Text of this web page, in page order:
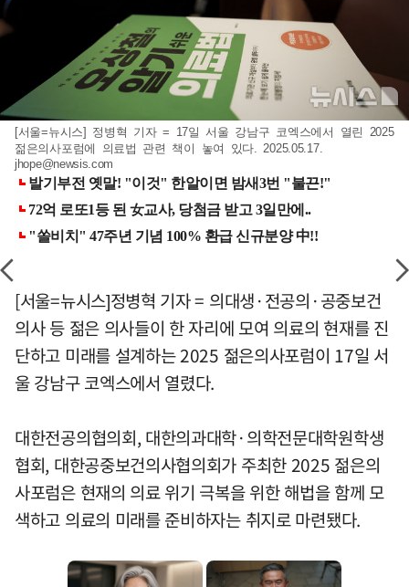
[서울=뉴시스] 정병혁 기자 = 17일 서울 강남구 코엑스에서 열린 2025
젊은의사포럼에 의료법 관련 책이 놓여 있다. 2025.05.17.
jhope@newsis.com
[서울=뉴시스]정병혁 기자 = 의대생·전공의·공중보건
의사 등 젊은 의사들이 한 자리에 모여 의료의 현재를 진
단하고 미래를 설계하는 2025 젊은의사포럼이 17일 서
울 강남구 코엑스에서 열렸다.
대한전공의협의회, 대한의과대학·의학전문대학원학생
협회, 대한공중보건의사협의회가 주최한 2025 젊은의
사포럼은 현재의 의료 위기 극복을 위한 해법을 함께 모
색하고 의료의 미래를 준비하자는 취지로 마련됐다.